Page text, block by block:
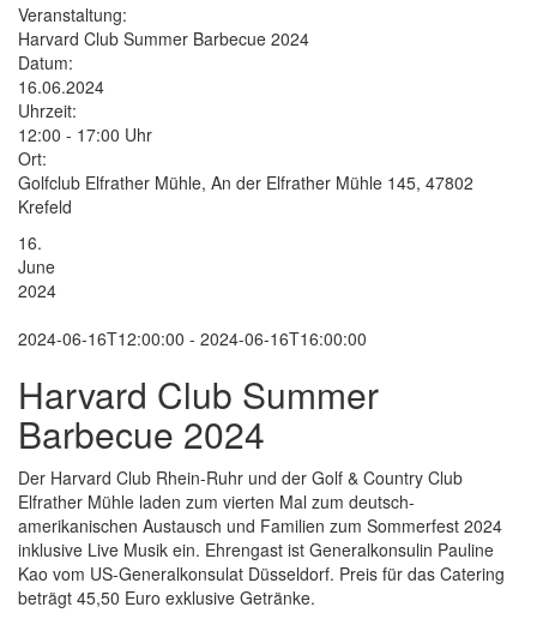
Veranstaltung:
Harvard Club Summer Barbecue 2024
Datum:
16.06.2024
Uhrzeit:
12:00 - 17:00 Uhr
Ort:
Golfclub Elfrather Mühle, An der Elfrather Mühle 145, 47802
Krefeld
16.
June
2024
2024-06-16T12:00:00 - 2024-06-16T16:00:00
Harvard Club Summer
Barbecue 2024
Der Harvard Club Rhein-Ruhr und der Golf & Country Club
Elfrather Mühle laden zum vierten Mal zum deutsch-
amerikanischen Austausch und Familien zum Sommerfest 2024
inklusive Live Musik ein. Ehrengast ist Generalkonsulin Pauline
Kao vom US-Generalkonsulat Düsseldorf. Preis für das Catering
beträgt 45,50 Euro exklusive Getränke.